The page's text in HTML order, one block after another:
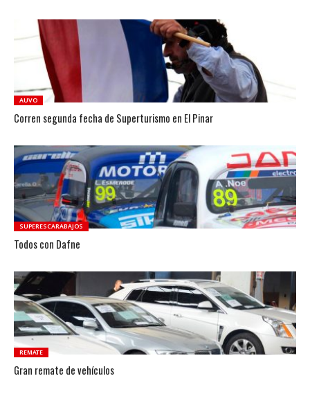
AUVO
Corren segunda fecha de Superturismo en El Pinar
SUPERESCARABAJOS
Todos con Dafne
REMATE
Gran remate de vehículos